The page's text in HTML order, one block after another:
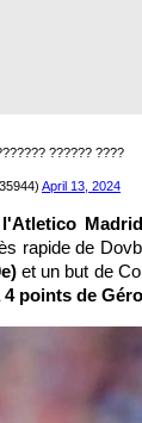
?????? ??????? :
April 13, 2024
l'Atletico
rapide de
et un but de
points de